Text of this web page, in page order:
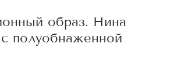
образ. Нина
полуобнаженной